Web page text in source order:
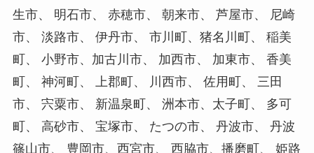
生市、 明石市、 赤穂市、 朝来市、 芦屋市、 尼崎
市、 淡路市、 伊丹市、 市川町、猪名川町、 稲美
町、 小野市、加古川市、 加西市、 加東市、 香美
町、 神河町、 上郡町、 川西市、 佐用町、 三田
市、 宍粟市、 新温泉町、 洲本市、太子町、 多可
町、 高砂市、 宝塚市、 たつの市、 丹波市、 丹波
篠山市、 豊岡市、西宮市、 西脇市、播磨町、 姫路